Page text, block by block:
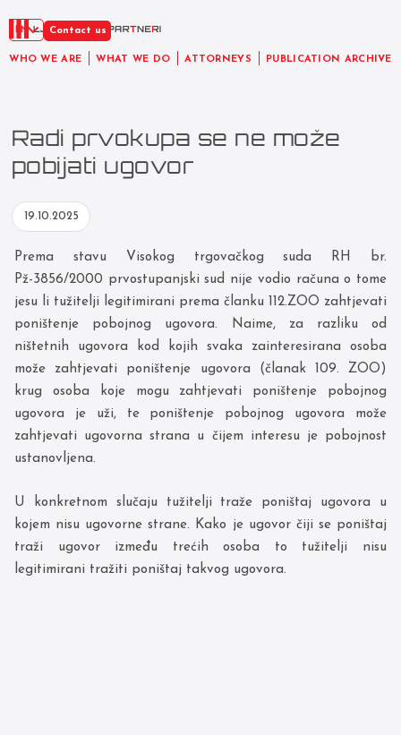
WHO WE ARE WHAT WE DO ATTORNEYS PUBLICATION ARCHIVE
EN Contact us
Radi prvokupa se ne može
pobijati ugovor
19.10.2025
Prema stavu Visokog trgovačkog suda RH br.
Pž-3856/2000 prvostupanjski sud nije vodio računa o tome
jesu li tužitelji legitimirani prema članku 112.ZOO zahtjevati
poništenje pobojnog ugovora. Naime, za razliku od
ništetnih ugovora kod kojih svaka zainteresirana osoba
može zahtjevati poništenje ugovora (članak 109. ZOO)
krug osoba koje mogu zahtjevati poništenje pobojnog
ugovora je uži, te poništenje pobojnog ugovora može
zahtjevati ugovorna strana u čijem interesu je pobojnost
ustanovljena.
U konkretnom slučaju tužitelji traže poništaj ugovora u
kojem nisu ugovorne strane. Kako je ugovor čiji se poništaj
traži ugovor između trećih osoba to tužitelji nisu
legitimirani tražiti poništaj takvog ugovora.